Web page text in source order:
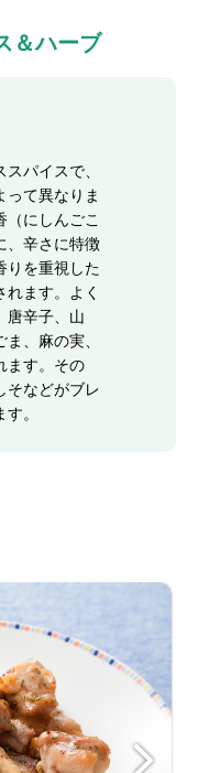
＆ハーブ
パイスで、
って異なりま
（にしんごこ
、辛さに特徴
りを重視した
れます。よく
唐辛子、山
、麻の実、
ます。その
そなどがブレ
。